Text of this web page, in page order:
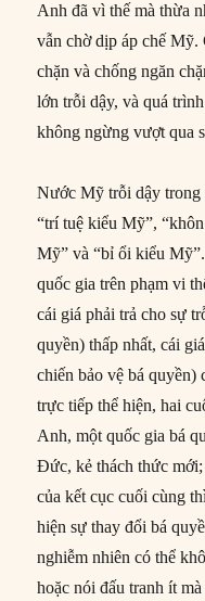
Anh đã vì thế mà thừa
vẫn chờ dịp áp chế Mỹ.
chặn và chống ngăn
lớn trỗi dậy, và quá
không ngừng vượt qua
Nước Mỹ trỗi dậy trong
“trí tuệ kiểu Mỹ”,
Mỹ” và “bỉ ổi kiểu
quốc gia trên phạm vi
cái giá phải trả cho sự
quyền) thấp nhất, cái
chiến bảo vệ bá
trực tiếp thể hiện, hai
Anh, một quốc gia bá
Đức, kẻ thách thức
của kết cục cuối cùng
hiện sự thay đổi bá
nghiễm nhiên có thể
hoặc nói đấu tranh ít